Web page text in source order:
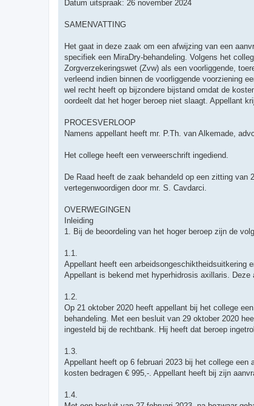
Datum uitspraak: 26 november 2024
SAMENVATTING
Het gaat in deze zaak om een afwijzing van een
specifiek een MiraDry-behandeling. Volgens het
Zorgverzekeringswet (Zvw) als een voorliggende,
verleend indien binnen de voorliggende voorziening
wel recht heeft op bijzondere bijstand omdat de
oordeelt dat het hoger beroep niet slaagt. Appellant
PROCESVERLOOP
Namens appellant heeft mr. P.Th. van Alkemade,
Het college heeft een verweerschrift ingediend.
De Raad heeft de zaak behandeld op een zitting
vertegenwoordigen door mr. S. Cavdarci.
OVERWEGINGEN
Inleiding
1. Bij de beoordeling van het hoger beroep zijn de
1.1.
Appellant heeft een arbeidsongeschiktheidsuitkering
Appellant is bekend met hyperhidrosis axillaris.
1.2.
Op 21 oktober 2020 heeft appellant bij het college
behandeling. Met een besluit van 29 oktober 2020
ingesteld bij de rechtbank. Hij heeft dat beroep
1.3.
Appellant heeft op 6 februari 2023 bij het college een
kosten bedragen € 995,-. Appellant heeft bij zijn
1.4.